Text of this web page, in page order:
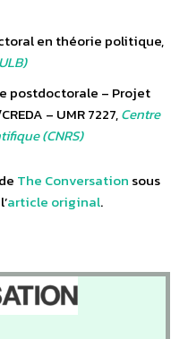
en théorie politique,
postdoctorale – Projet
– UMR 7227,Centre
(CNRS)
The Conversation sous
article original.